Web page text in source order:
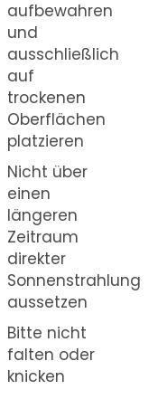
aufbewahren
und
ausschließlich
auf
trockenen
Oberflächen
platzieren
Nicht über
einen
längeren
Zeitraum
direkter
Sonnenstrahlung
aussetzen
Bitte nicht
falten oder
knicken